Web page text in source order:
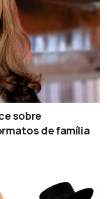
sobre
de família